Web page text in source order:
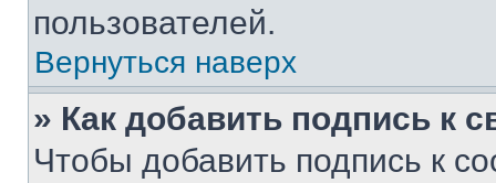
пользователей.
Вернуться наверх
» Как добавить подпись к
Чтобы добавить подпись к